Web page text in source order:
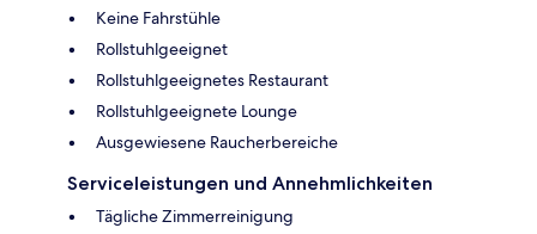
Keine Fahrstühle
Rollstuhlgeeignet
Rollstuhlgeeignetes Restaurant
Rollstuhlgeeignete Lounge
Ausgewiesene Raucherbereiche
Serviceleistungen und Annehmlichkeiten
Tägliche Zimmerreinigung